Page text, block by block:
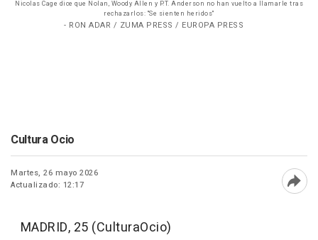
Nicolas Cage dice que Nolan, Woody Allen y P.T. Anderson no han vuelto a llamarle tras
rechazarlos: "Se sienten heridos"
- RON ADAR / ZUMA PRESS / EUROPA PRESS
Cultura Ocio
Martes, 26 mayo 2026
Actualizado: 12:17
MADRID, 25 (CulturaOcio)